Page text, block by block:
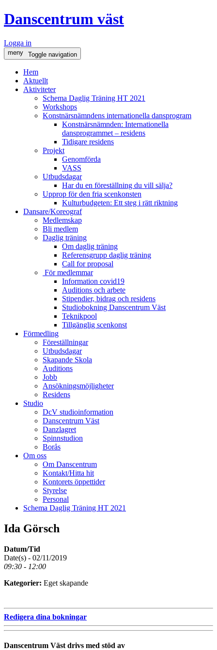
Danscentrum väst
Logga in
meny Toggle navigation
Hem
Aktuellt
Aktiviteter
Schema Daglig Träning HT 2021
Workshops
Konstnärsnämndens internationella dansprogram
Konstnärsnämnden: Internationella
dansprogrammet – residens
Tidigare residens
Projekt
Genomförda
VASS
Utbudsdagar
Har du en föreställning du vill sälja?
Upprop för den fria scenkonsten
Kulturbudgeten: Ett steg i rätt riktning
Dansare/Koreograf
Medlemskap
Bli medlem
Daglig träning
Om daglig träning
Referensgrupp daglig träning
Call for proposal
För medlemmar
Information covid19
Auditions och arbete
Stipendier, bidrag och residens
Studiobokning Danscentrum Väst
Teknikpool
Tillgänglig scenkonst
Förmedling
Föreställningar
Utbudsdagar
Skapande Skola
Auditions
Jobb
Ansökningsmöjligheter
Residens
Studio
DcV studioinformation
Danscentrum Väst
Danzlagret
Spinnstudion
Borås
Om oss
Om Danscentrum
Kontakt/Hitta hit
Kontorets öppettider
Styrelse
Personal
Schema Daglig Träning HT 2021
Ida Görsch
Datum/Tid
Date(s) - 02/11/2019
09:30 - 12:00
Kategorier: Eget skapande
Redigera dina bokningar
Danscentrum Väst drivs med stöd av